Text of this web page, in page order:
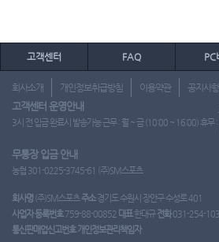
고객센터 FAQ PC
회사소개 개인정보취급방침 이용약관 공지사항
고객센터 운영안내
3시 전 입금 완료시 발송가능 근무 : 월 ~ 금 (10:00 ~ 16:00) 휴무 :
무통장 입금 안내
농협 301-0225-3745-61 (주)SM스포츠
회사명 (주)SM스포츠주소경기도 수원시 장안구 수성로 401
사업자 등록번호759-88-00852 대표한대규 전화031-254-
통신판매업신고번호 개인정보관리책임자